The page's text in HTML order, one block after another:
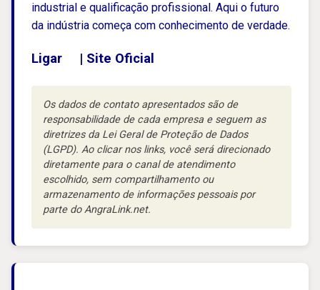
industrial e qualificação profissional. Aqui o futuro
da indústria começa com conhecimento de verdade.
Ligar | Site Oficial
Os dados de contato apresentados são de
responsabilidade de cada empresa e seguem as
diretrizes da Lei Geral de Proteção de Dados
(LGPD). Ao clicar nos links, você será direcionado
diretamente para o canal de atendimento
escolhido, sem compartilhamento ou
armazenamento de informações pessoais por
parte do AngraLink.net.